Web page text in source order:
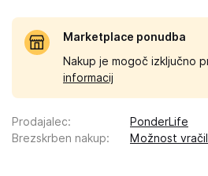
Marketplace ponudba
Nakup je mogoč izključno
informacij
Prodajalec:
PonderLife
Brezskrben nakup: Možnost